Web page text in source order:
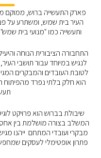
ותעשייה כמו "מנועי בית
התחבורה הציבורית הנוחה
לנגיש במיוחד עבור תושבי
לטובת העובדים והמבקרים
הוא חלק בלתי נפרד מהפיתוח
המשלב בצורה מושלמת בין
מבקרי ועובדי המתחם ייהנו
פתרון אופטימלי לעסקים